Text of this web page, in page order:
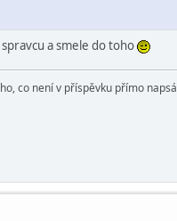
a smele do toho
co není v příspěvku přímo